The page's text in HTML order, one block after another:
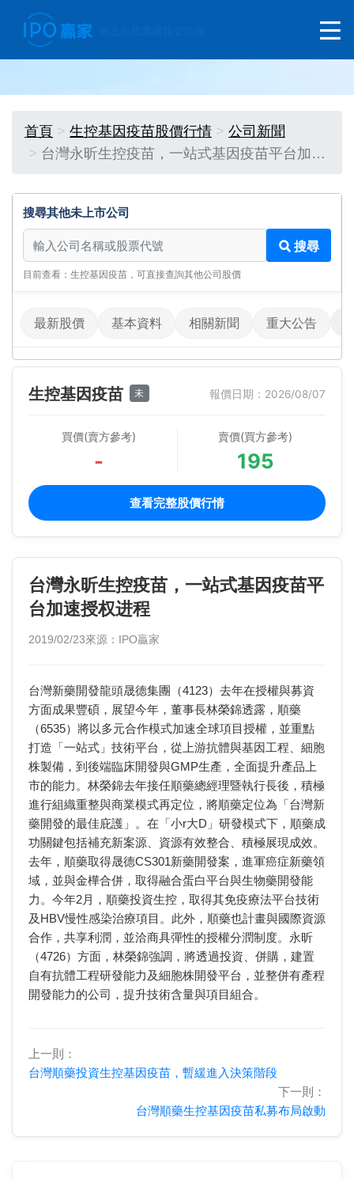
首頁 生控基因疫苗股價行情
公司新聞
台灣永昕生控疫苗，一站式基因疫苗平台加…
搜尋其他未上市公司
搜尋其他未上市公司
搜尋
目前查看：生控基因疫苗，可直接查詢其他公司股價
最新股價 基本資料 相關新聞 重大公告
生控基因疫苗 未 報價日期：2026/08/07
買價(賣方參考)
-
賣價(買方參考)
195
查看完整股價行情
台灣永昕生控疫苗，一站式基因疫苗平
台加速授权进程
2019/02/23來源：IPO贏家
台灣新藥開發龍頭晟德集團（4123）去年在授權與募資
方面成果豐碩，展望今年，董事長林榮錦透露，順藥
（6535）將以多元合作模式加速全球項目授權，並重點
打造「一站式」技術平台，從上游抗體與基因工程、細胞
株製備，到後端臨床開發與GMP生產，全面提升產品上
市的能力。林榮錦去年接任順藥總經理暨執行長後，積極
進行組織重整與商業模式再定位，將順藥定位為「台灣新
藥開發的最佳庇護」。在「小r大D」研發模式下，順藥成
功關鍵包括補充新案源、資源有效整合、積極展現成效。
去年，順藥取得晟德CS301新藥開發案，進軍癌症新藥領
域，並與金樺合併，取得融合蛋白平台與生物藥開發能
力。今年2月，順藥投資生控，取得其免疫療法平台技術
及HBV慢性感染治療項目。此外，順藥也計畫與國際資源
合作，共享利潤，並洽商具彈性的授權分潤制度。永昕
（4726）方面，林榮錦強調，將透過投資、併購，建置
自有抗體工程研發能力及細胞株開發平台，並整併有產程
開發能力的公司，提升技術含量與項目組合。
上一則：
台灣順藥投資生控基因疫苗，暫緩進入決策階段
下一則：
台灣順藥生控基因疫苗私募布局啟動